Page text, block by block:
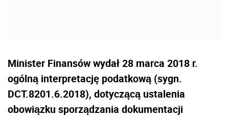
Minister Finansów wydał 28 marca 2018 r.
ogólną interpretację podatkową (sygn.
DCT.8201.6.2018), dotyczącą ustalenia
obowiązku sporządzania dokumentacji